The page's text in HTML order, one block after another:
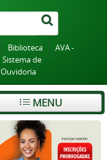
Canais
Biblioteca
AVA -
Sistema de
Ouvidoria
MENU